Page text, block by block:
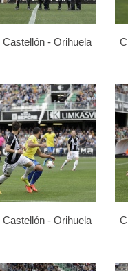
Castellón - Orihuela
Castellón - Orihuela